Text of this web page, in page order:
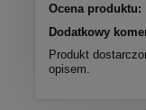
Ocena produktu:
Dodatkowy
Produkt
opisem.